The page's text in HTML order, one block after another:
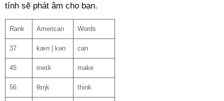
tính sẽ phát âm cho bạn.
Rank American Words
37 kæn | kən can
45 meɪk make
56 θɪŋk think